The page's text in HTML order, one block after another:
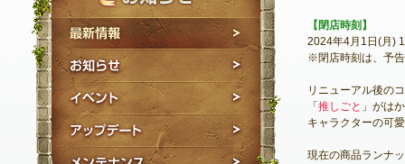
最新情報
お知らせ
イベント
アップデート
メンテナンス
【閉店時刻】
2024年4月1日(月)
※閉店時刻は、予
リニューアル後の
「 推しごと 」がは
キャラクターの可
現在の商品ランナ